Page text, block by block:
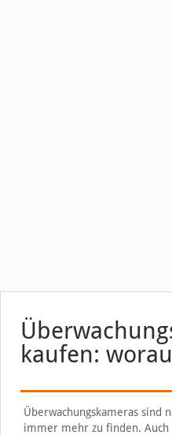
kaufen:
Überwachungskameras
immer mehr zu finden.